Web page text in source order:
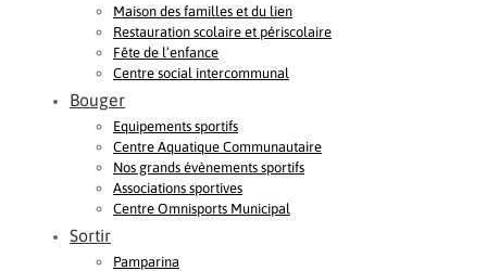
Maison des familles et du lien
Restauration scolaire et périscolaire
Fête de l’enfance
Centre social intercommunal
Bouger
Equipements sportifs
Centre Aquatique Communautaire
Nos grands évènements sportifs
Associations sportives
Centre Omnisports Municipal
Sortir
Pamparina